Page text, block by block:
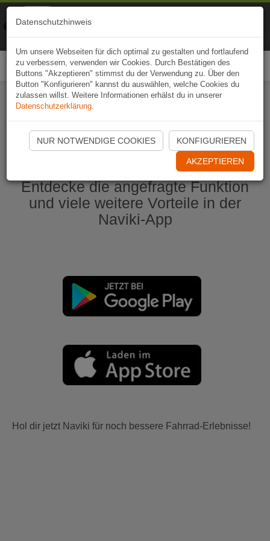
Naviki App jetzt öffnen
Entdecke die angefragte Funktion
und viele weitere Vorteile in der
Naviki-App
Hol dir jetzt Naviki für noch bessere Fahrrad-Erlebnisse!
Datenschutzhinweis
Um unsere Webseiten für dich optimal zu gestalten und fortlaufend
zu verbessern, verwenden wir Cookies. Durch Bestätigen des
Buttons "Akzeptieren" stimmst du der Verwendung zu. Über den
Button "Konfigurieren" kannst du auswählen, welche Cookies du
zulassen willst. Weitere Informationen erhälst du in unserer
Datenschutzerklärung.
NUR NOTWENDIGE COOKIES KONFIGURIEREN
AKZEPTIEREN
Naviki